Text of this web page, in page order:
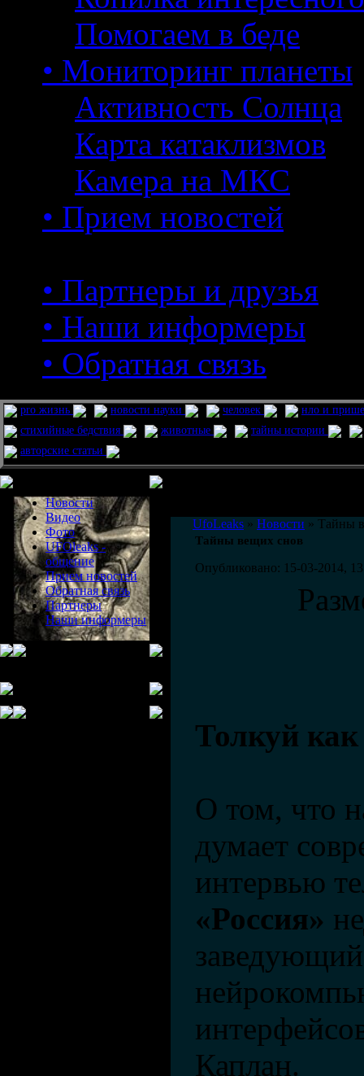
Помогаем в беде
• Мониторинг планеты
Активность Солнца
Карта катаклизмов
Камера на МКС
• Прием новостей
• Партнеры и друзья
• Наши информеры
• Обратная связь
pro жизнь новости науки человек
нло и
стихийные бедствия
животные
тайны истории
авторские статьи
Новости
Видео
Фото
UFOleaks -
общение
Прием новостей
Обратная связь
Партнеры
Наши информеры
UfoLeaks » Новости » Тайны
Тайны вещих снов
Опубликовано: 15-03-2014,
Толкуй
О том, что
думает
интервью
«Россия»
Каплан.